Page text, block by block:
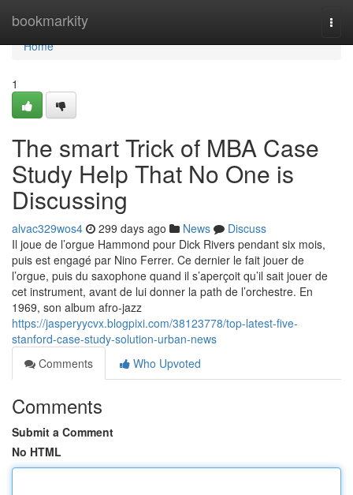
bookmarkity
Home
Home
1
The smart Trick of MBA Case
Study Help That No One is
Discussing
alvac329wos4 299 days ago News
Discuss
Il joue de l’orgue Hammond pour Dick Rivers pendant six mois,
puis est engagé par Nino Ferrer. Ce dernier le fait jouer de
l’orgue, puis du saxophone quand il s’aperçoit qu’il sait jouer de
cet instrument, avant de lui donner la path de l’orchestre. En
1969, son album afro-jazz
https://jasperyycvx.blogpixi.com/38123778/top-latest-five-
stanford-case-study-solution-urban-news
Comments
Who Upvoted
Comments
Submit a Comment
No HTML